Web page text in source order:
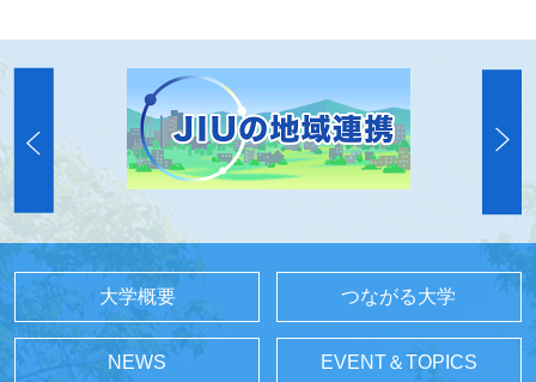
大学概要 つながる大学
NEWS EVENT＆TOPICS